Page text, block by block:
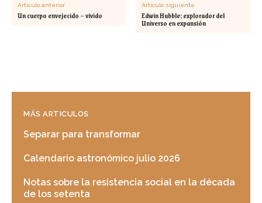
Artículo anterior
Un cuerpo envejecido – vivido
Artículo siguiente
Edwin Hubble: explorador del
Universo en expansión
MÁS ARTICULOS
Separar para transformar
Calendario astronómico julio 2026
Notas sobre la resistencia social en la década
de los setenta